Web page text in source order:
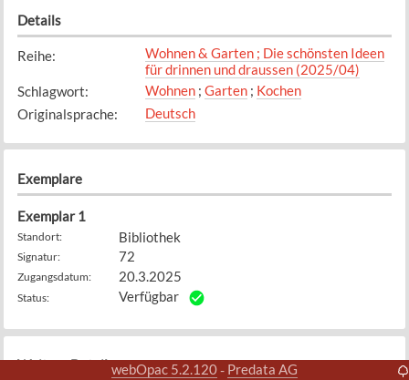
Details
Reihe:
Wohnen & Garten ; Die schönsten Ideen
für drinnen und draussen (2025/04)
Schlagwort: Wohnen; Garten; Kochen
Originalsprache: Deutsch
Exemplare
Exemplar 1
Standort: Bibliothek
Signatur: 72
Zugangsdatum: 20.3.2025
Status: Verfügbar
Weitere DetailswebOpac 5.2.120- Predata AG